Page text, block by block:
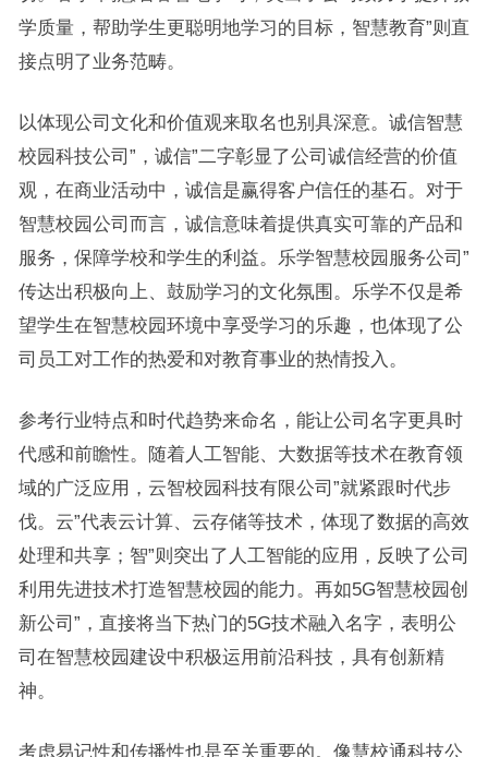
学质量，帮助学生更聪明地学习的目标，智慧教育”则直
接点明了业务范畴。
以体现公司文化和价值观来取名也别具深意。诚信智慧
校园科技公司”，诚信”二字彰显了公司诚信经营的价值
观，在商业活动中，诚信是赢得客户信任的基石。对于
智慧校园公司而言，诚信意味着提供真实可靠的产品和
服务，保障学校和学生的利益。乐学智慧校园服务公司”
传达出积极向上、鼓励学习的文化氛围。乐学不仅是希
望学生在智慧校园环境中享受学习的乐趣，也体现了公
司员工对工作的热爱和对教育事业的热情投入。
参考行业特点和时代趋势来命名，能让公司名字更具时
代感和前瞻性。随着人工智能、大数据等技术在教育领
域的广泛应用，云智校园科技有限公司”就紧跟时代步
伐。云”代表云计算、云存储等技术，体现了数据的高效
处理和共享；智”则突出了人工智能的应用，反映了公司
利用先进技术打造智慧校园的能力。再如5G智慧校园创
新公司”，直接将当下热门的5G技术融入名字，表明公
司在智慧校园建设中积极运用前沿科技，具有创新精
神。
考虑易记性和传播性也是至关重要的。像慧校通科技公